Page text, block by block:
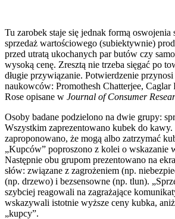
Tu zarobek staje się jednak formą oswojenia
sprzedaż wartościowego (subiektywnie)
przed utratą ukochanych par butów czy
wysoką cenę. Zresztą nie trzeba sięgać po
długie przywiązanie. Potwierdzenie
naukowców: Promothesh Chatterjee,
Rose opisane w Journal of Consumer
Osoby badane podzielono na dwie grupy:
Wszystkim zaprezentowano kubek do kawy.
zaproponowano, że mogą albo zatrzymać
„Kupców” poproszono z kolei o wskazanie
Następnie obu grupom prezentowano na
słów: związane z zagrożeniem (np.
(np. drzewo) i bezsensowne (np. tlun).
szybciej reagowali na zagrażające
wskazywali istotnie wyższe ceny kubka,
„kupcy”.